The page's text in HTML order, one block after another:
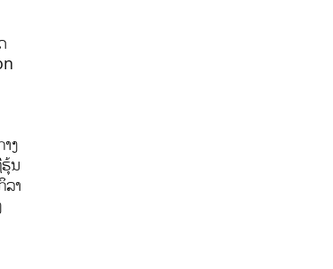
ງ
ນ
າ